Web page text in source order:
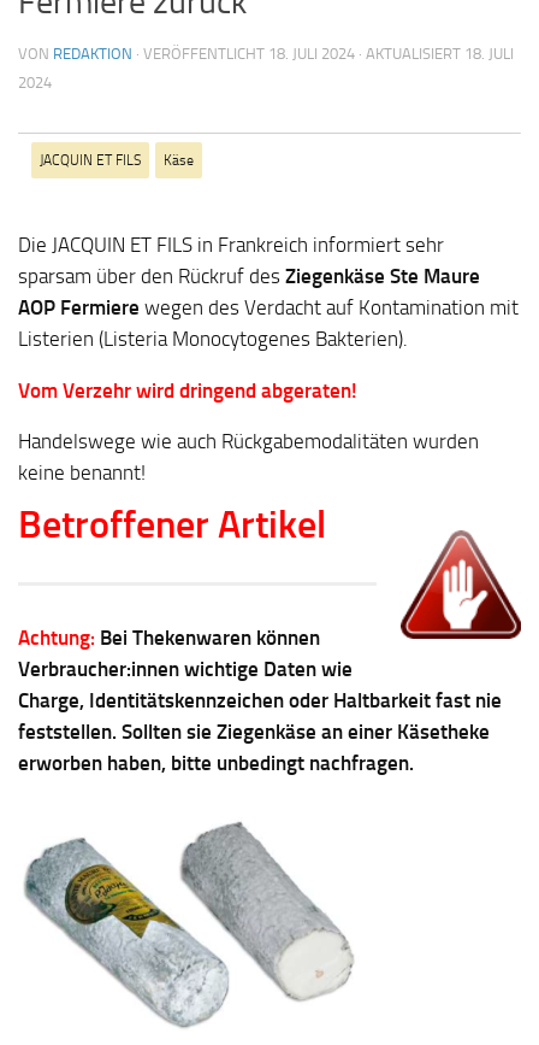
VON REDAKTION · VERÖFFENTLICHT 18. JULI 2024 · AKTUALISIERT 18. JULI
2024
JACQUIN ET FILS Käse
Die JACQUIN ET FILS in Frankreich informiert sehr
sparsam über den Rückruf des Ziegenkäse Ste Maure
AOP Fermiere wegen des Verdacht auf Kontamination mit
Listerien (Listeria Monocytogenes Bakterien).
Vom Verzehr wird dringend abgeraten!
Handelswege wie auch Rückgabemodalitäten wurden
keine benannt!
Betroffener Artikel
Achtung: Bei Thekenwaren können
Verbraucher:innen wichtige Daten wie
Charge, Identitätskennzeichen oder Haltbarkeit fast nie
feststellen. Sollten sie Ziegenkäse an einer Käsetheke
erworben haben, bitte unbedingt nachfragen.